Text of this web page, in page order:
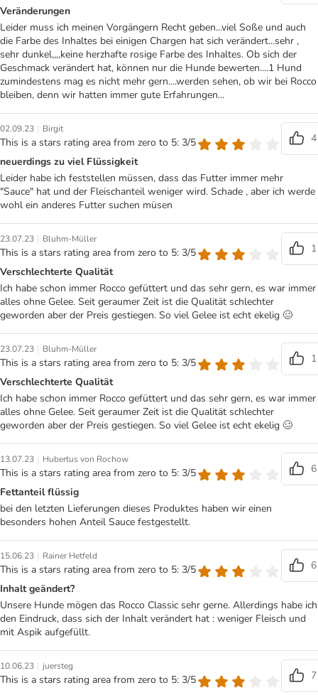
Veränderungen
Leider muss ich meinen Vorgängern Recht geben...viel Soße und auch
die Farbe des Inhaltes bei einigen Chargen hat sich verändert...sehr ,
sehr dunkel,,,,keine herzhafte rosige Farbe des Inhaltes. Ob sich der
Geschmack verändert hat, können nur die Hunde bewerten....1 Hund
zumindestens mag es nicht mehr gern....werden sehen, ob wir bei Rocco
bleiben, denn wir hatten immer gute Erfahrungen...
02.09.23 | Birgit
This is a stars rating area from zero to 5: 3/5
4
neuerdings zu viel Flüssigkeit
Leider habe ich feststellen müssen, dass das Futter immer mehr
"Sauce" hat und der Fleischanteil weniger wird. Schade , aber ich werde
wohl ein anderes Futter suchen müsen
23.07.23 | Bluhm-Müller
This is a stars rating area from zero to 5: 3/5
1
Verschlechterte Qualität
Ich habe schon immer Rocco gefüttert und das sehr gern, es war immer
alles ohne Gelee. Seit geraumer Zeit ist die Qualität schlechter
geworden aber der Preis gestiegen. So viel Gelee ist echt ekelig 🥴
23.07.23 | Bluhm-Müller
This is a stars rating area from zero to 5: 3/5
1
Verschlechterte Qualität
Ich habe schon immer Rocco gefüttert und das sehr gern, es war immer
alles ohne Gelee. Seit geraumer Zeit ist die Qualität schlechter
geworden aber der Preis gestiegen. So viel Gelee ist echt ekelig 🥴
13.07.23 | Hubertus von Rochow
This is a stars rating area from zero to 5: 3/5
6
Fettanteil flüssig
bei den letzten Lieferungen dieses Produktes haben wir einen
besonders hohen Anteil Sauce festgestellt.
15.06.23 | Rainer Hetfeld
This is a stars rating area from zero to 5: 3/5
6
Inhalt geändert?
Unsere Hunde mögen das Rocco Classic sehr gerne. Allerdings habe ich
den Eindruck, dass sich der Inhalt verändert hat : weniger Fleisch und
mit Aspik aufgefüllt.
10.06.23 | juersteg
This is a stars rating area from zero to 5: 3/5
7